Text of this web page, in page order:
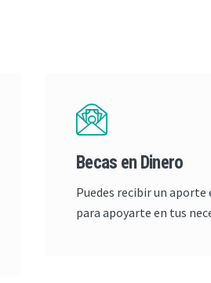
Becas en Dinero
Puedes recibir un aporte
para apoyarte en tus